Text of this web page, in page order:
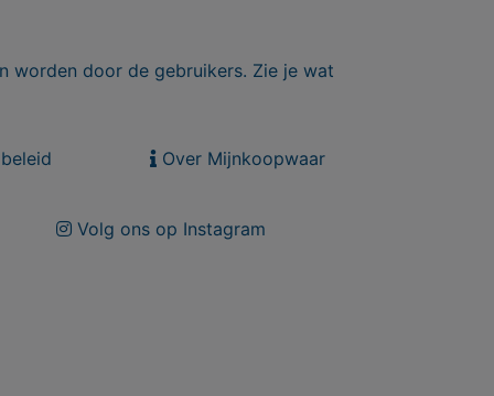
worden door de gebruikers. Zie je wat
Over Mijnkoopwaar
Volg ons op Instagram